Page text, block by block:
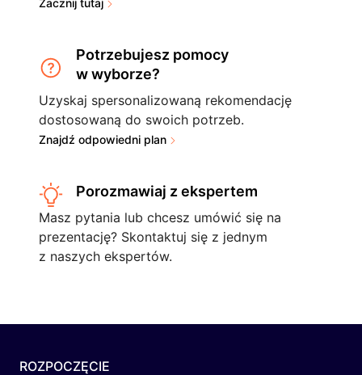
Potrzebujesz pomocy
w wyborze?
Uzyskaj spersonalizowaną rekomendację
dostosowaną do swoich potrzeb.
Znajdź odpowiedni plan
Porozmawiaj z ekspertem
Masz pytania lub chcesz umówić się na
prezentację? Skontaktuj się z jednym
z naszych ekspertów.
ROZPOCZĘCIE